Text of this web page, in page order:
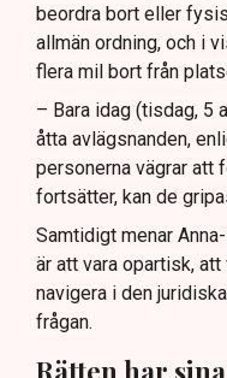
beordra bort eller
allmän ordning, och i
flera mil bort från
– Bara idag (tisdag, 5
åtta avlägsnanden,
personerna vägrar att
fortsätter, kan de
Samtidigt menar
är att vara opartisk,
navigera i den
frågan.
Rätten har